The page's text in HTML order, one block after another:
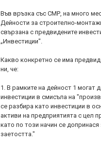
Във връзка със СМР, на много
Дейности за строително-
свързана с предвидените
„Инвестиции".
Какво конкретно се има
ни, че:
1. В рамките на дейност 1 могат
инвестиции в смисъла на
се разбира като инвестиции в
активи на предприятията с цел
като по този начин се
заетостта."